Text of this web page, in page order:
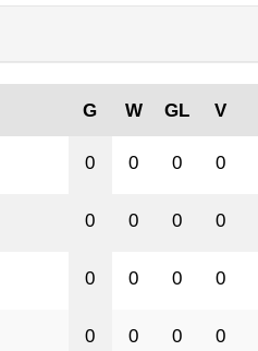
G W GL V
0 0 0 0
0 0 0 0
0 0 0 0
0 0 0 0